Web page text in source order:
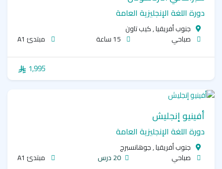
دورة اللغة الإنجليزية العامة
جنوب أفريقيا , كيب تاون
صباحي
مبتدئ A1
1,995
أفينيو إنجليش
دورة اللغة الإنجليزية العامة
جنوب أفريقيا , جوهانسبرج
صباحي
20 درس مبتدئ A1